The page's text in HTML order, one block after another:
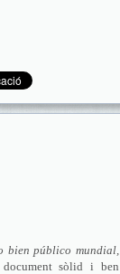
bien público mundial,
sòlid i ben